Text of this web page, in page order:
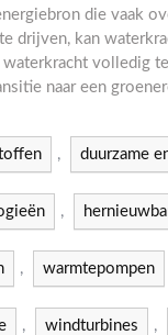
die vaak
drijven, kan
volledig
naar een
, duurzame
,
, warmtepompen
, windturbines ,